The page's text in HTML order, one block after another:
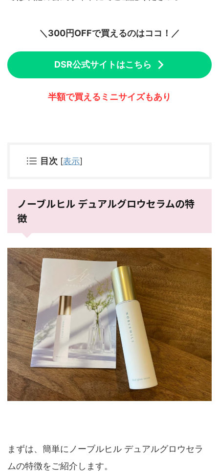
＼300円OFFで買えるのはココ！／
DSR公式サイトはこちら
半額で買えるミニサイズもあり
目次 [表示]
ノーブルヒル デュアルグロウセラムの特
徴
まずは、簡単にノーブルヒル デュアルグロウセラ
ムの特徴をご紹介します。